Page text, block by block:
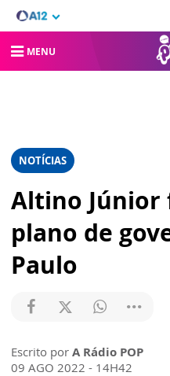
MENU
NOTÍCIAS
Altino Júnior
plano de
Paulo
Escrito por A Rádio POP
09 AGO 2022 - 14H42